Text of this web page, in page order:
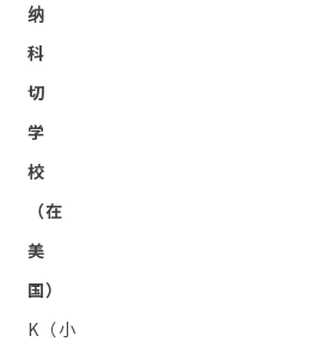
纳
科
切
学
校
（在
美
国）
K（小